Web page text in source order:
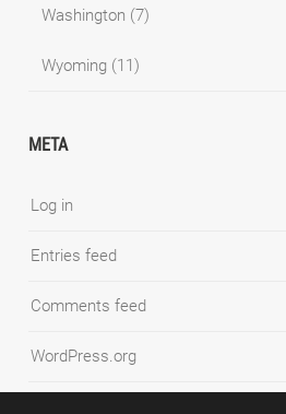
Washington (7)
Wyoming (11)
META
Log in
Entries feed
Comments feed
WordPress.org